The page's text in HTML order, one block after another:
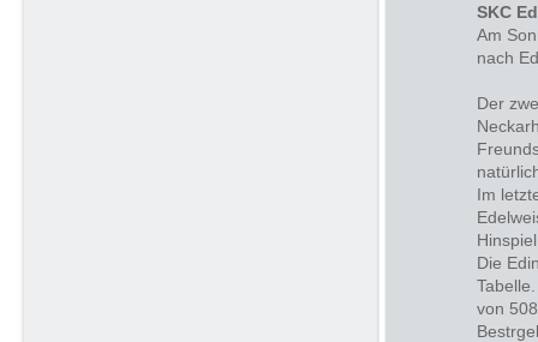
SKC
Am
nach
Der
Im
Die
von